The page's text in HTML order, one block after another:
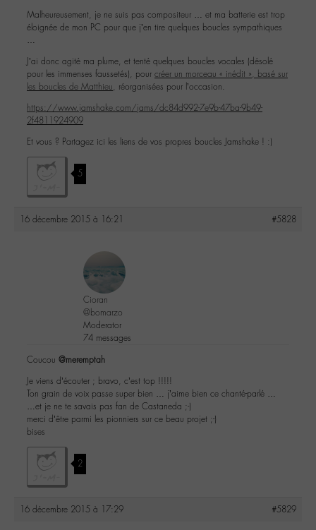
Malheureusement, je ne suis pas compositeur … et ma batterie est trop
éloignée de mon PC pour que j’en tire quelques boucles sympathiques
…
J’ai donc agité ma plume, et tenté quelques boucles vocales (désolé
pour les immenses faussetés), pour créer un morceau « inédit », basé sur
les boucles de Matthieu , réorganisées pour l’occasion.
https://www.jamshake.com/jams/dc84d992-7e9b-47ba-9b49-
2f4811924909
Et vous ? Partagez ici les liens de vos propres boucles Jamshake ! :)
5
16 décembre 2015 à 16:21 #5828
Cioran
@bomarzo
Moderator
74 messages
Coucou @meremptah
Je viens d’écouter ; bravo, c’est top !!!!!
Ton grain de voix passe super bien … j’aime bien ce chanté-parlé …
…et je ne te savais pas fan de Castaneda ;-)
merci d’être parmi les pionniers sur ce beau projet ;-)
bises
2
16 décembre 2015 à 17:29 #5829